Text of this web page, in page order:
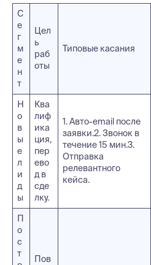
С
е
г
м
е
н
т
Цел
ь
раб
оты
Типовые касания
Н
о
в
ы
е
л
и
д
ы
Ква
лиф
ика
ция,
пер
ево
д в
сде
лку.
1. Авто-email после
заявки.2. Звонок в
течение 15 мин.3.
Отправка
релевантного
кейса.
П
о
с
т
Пов